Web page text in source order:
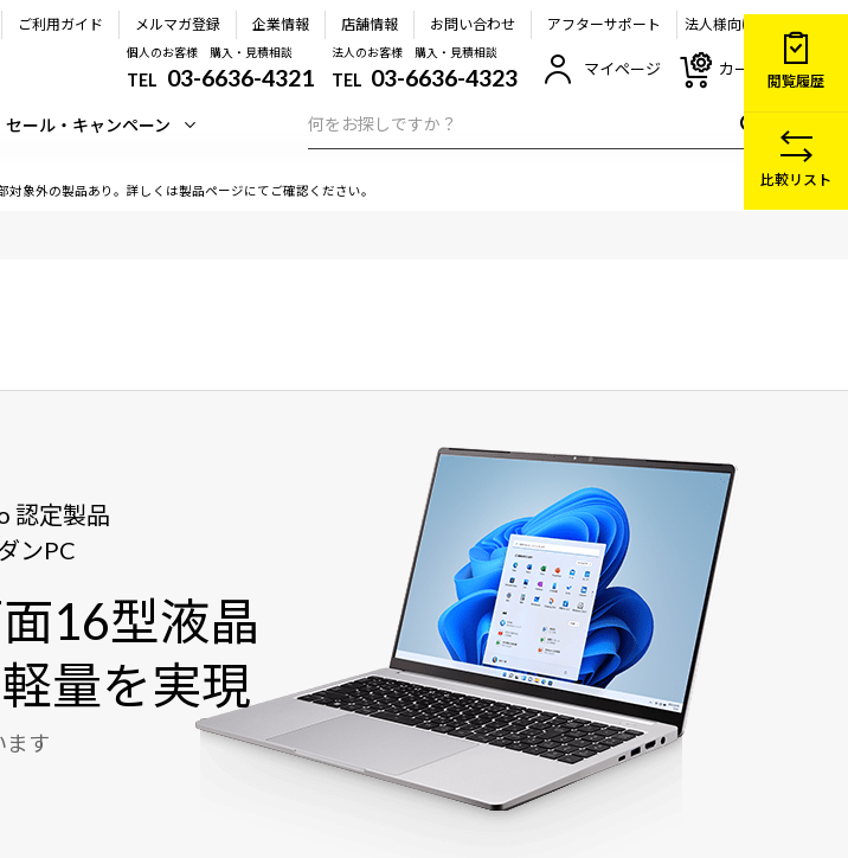
ご利用ガイド メルマガ登録 企業情報 店舗情報 お問い合わせ アフターサポート 法人様向け
個人のお客様 購入・見積相談
TEL 03-6636-4321
法人のお客様 購入・見積相談
TEL 03-6636-4323 マイページ カート
セール・キャンペーン
対象外の製品あり。詳しくは製品ページにてご確認ください。
認定製品
ンPC
16型液晶
量を実現
ます
閲覧履歴
比較リスト